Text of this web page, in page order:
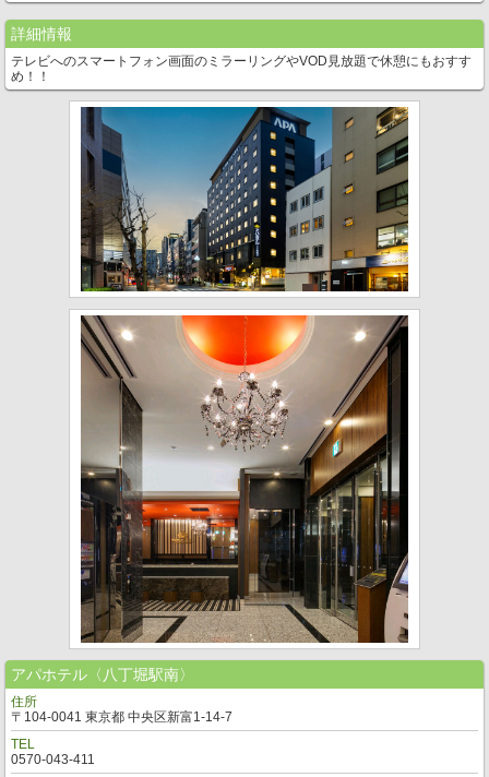
詳細情報
テレビへのスマートフォン画面のミラーリングやVOD見放題で休憩にもおすす
め！！
アパホテル〈八丁堀駅南〉
住所
〒104-0041 東京都 中央区新富1-14-7
TEL
0570-043-411